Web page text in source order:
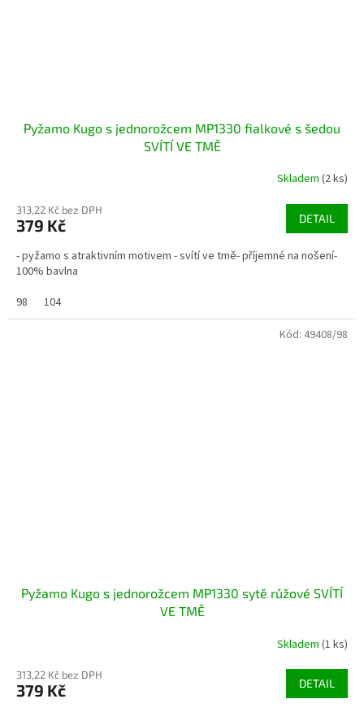
Pyžamo Kugo s jednorožcem MP1330 fialkové s šedou
SVÍTÍ VE TMĚ
Skladem (2 ks)
313,22 Kč bez DPH
379 Kč DETAIL
- pyžamo s atraktivním motivem - svítí ve tmě- příjemné na nošení-
100% bavlna
98
104
Pyžamo Kugo s jednorožcem MP1330 sytě růžové SVÍTÍ
VE TMĚ
Skladem (1 ks)
313,22 Kč bez DPH
379 Kč DETAIL
Kód: 49408/98